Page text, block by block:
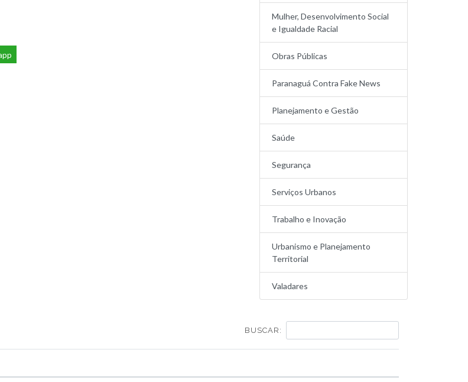
Mulher, Desenvolvimento Social
e Igualdade Racial
Obras Públicas
Paranaguá Contra Fake News
Planejamento e Gestão
Saúde
Segurança
Serviços Urbanos
Trabalho e Inovação
Urbanismo e Planejamento
Territorial
Valadares
BUSCAR: